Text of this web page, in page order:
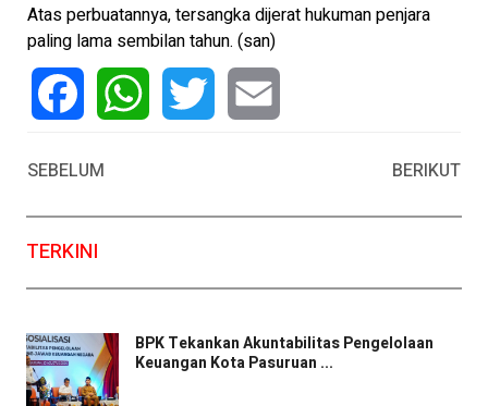
Atas perbuatannya, tersangka dijerat hukuman penjara
paling lama sembilan tahun. (san)
SEBELUM
BERIKUT
TERKINI
BPK Tekankan Akuntabilitas Pengelolaan
Keuangan Kota Pasuruan ...